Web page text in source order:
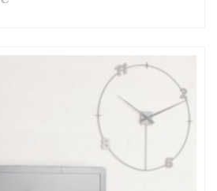
1480,00€